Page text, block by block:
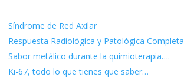
Síndrome de Red Axilar
Respuesta Radiológica y Patológica Completa
Sabor metálico durante la quimioterapia….
Ki-67, todo lo que tienes que saber…